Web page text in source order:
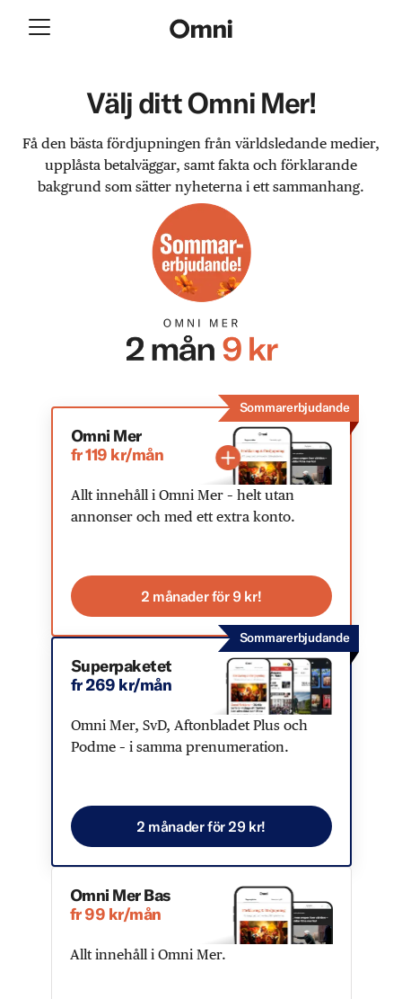
Välj ditt Omni Mer!
Få den bästa fördjupningen från världsledande medier,
upplåsta betalväggar, samt fakta och förklarande
bakgrund som sätter nyheterna i ett sammanhang.
Sommarerbjudande
Omni Mer
fr 119 kr/mån
Allt innehåll i Omni Mer – helt utan
annonser och med ett extra konto.
2 månader för 9 kr!
Sommarerbjudande
Superpaketet
fr 269 kr/mån
Omni Mer, SvD, Aftonbladet Plus och
Podme – i samma prenumeration.
2 månader för 29 kr!
Omni Mer Bas
fr 99 kr/mån
Allt innehåll i Omni Mer.